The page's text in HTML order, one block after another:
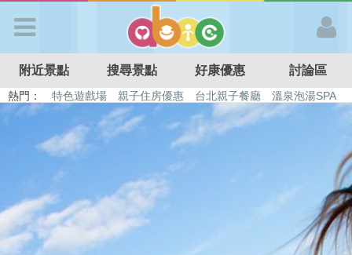
APP登入
首 頁
搜尋景點
好康優惠
附近景點 搜尋景點 好康優惠 討論區
熱門： 特色遊戲場 親子住房優惠 台北親子餐廳
溫泉泡湯SPA
溜滑梯民宿
觀光工廠 日本親子景點